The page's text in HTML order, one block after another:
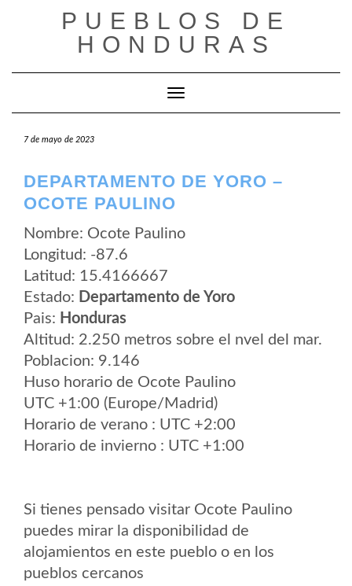
PUEBLOS DE
HONDURAS
Cambiar modo de navegación
7 de mayo de 2023
DEPARTAMENTO DE YORO –
OCOTE PAULINO
Nombre: Ocote Paulino
Longitud: -87.6
Latitud: 15.4166667
Estado: Departamento de Yoro
Pais: Honduras
Altitud: 2.250 metros sobre el nvel del mar.
Poblacion: 9.146
Huso horario de Ocote Paulino
UTC +1:00 (Europe/Madrid)
Horario de verano : UTC +2:00
Horario de invierno : UTC +1:00
Si tienes pensado visitar Ocote Paulino
puedes mirar la disponibilidad de
alojamientos en este pueblo o en los
pueblos cercanos